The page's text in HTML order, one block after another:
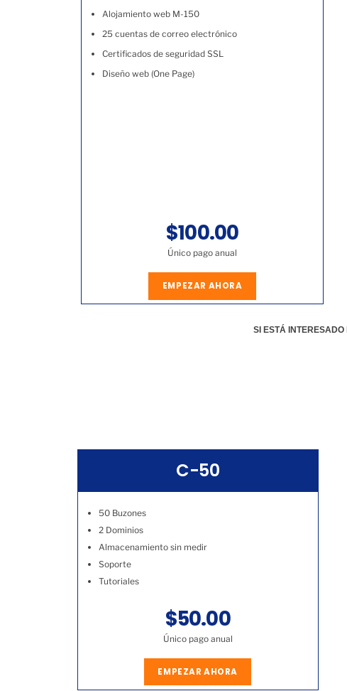
Alojamiento web M-150
25 cuentas de correo electrónico
Certificados de seguridad SSL
Diseño web (One Page)
$100.00
Único pago anual
EMPEZAR AHORA
SI ESTÁ
C-50
50 Buzones
2 Dominios
Almacenamiento sin medir
Soporte
Tutoriales
$50.00
Único pago anual
EMPEZAR AHORA